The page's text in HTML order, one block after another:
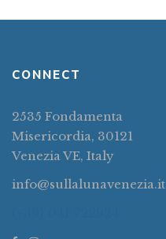
CONNECT
2535 Fondamenta
Misericordia, 30121
Venezia VE, Italy
info@sullalunavenezia.it